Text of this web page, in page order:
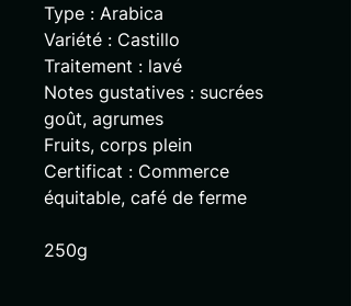
Type : Arabica
Variété : Castillo
Traitement : lavé
Notes gustatives : sucrées
goût, agrumes
Fruits, corps plein
Certificat : Commerce
équitable, café de ferme
250g